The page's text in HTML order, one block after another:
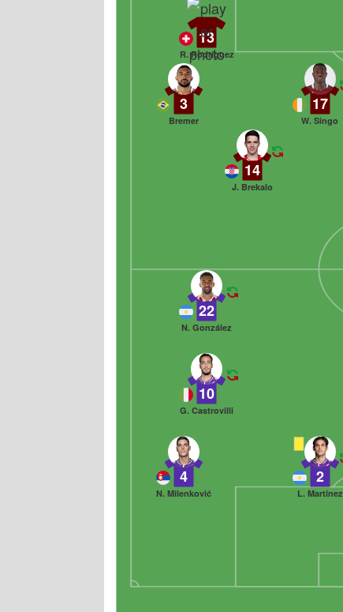
13
R. Rodríguez
17
W. Singo
3
Bremer
14
J. Brekalo
4
N. Milenković
2
L. Martínez
10
G. Castrovilli
22
N. González